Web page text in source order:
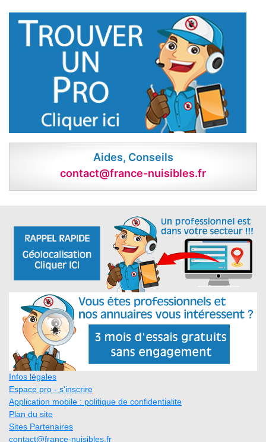
Aides, Conseils
contact@france-nuisibles.fr
Infos légales
Espace pro - s'inscrire
Application mobile : politique de confidentialite
Plan du site
Sites Partenaires
contact@france-nuisibles.fr